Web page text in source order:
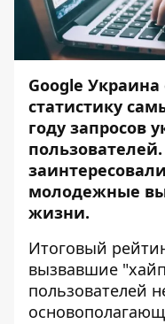
Google
статистику
году запросов
молодежные
жизни.
Итоговый
вызвавшие
пользователей